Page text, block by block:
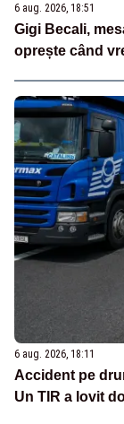
6 aug. 2026, 18:51
Gigi Becali,
oprește când
6 aug. 2026, 18:11
Accident pe
Un TIR a lovit